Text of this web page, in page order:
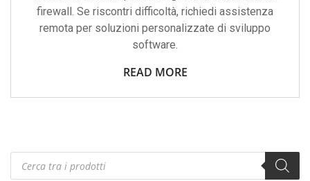
firewall. Se riscontri difficoltà, richiedi assistenza
remota per soluzioni personalizzate di sviluppo
software.
READ MORE
Products
search